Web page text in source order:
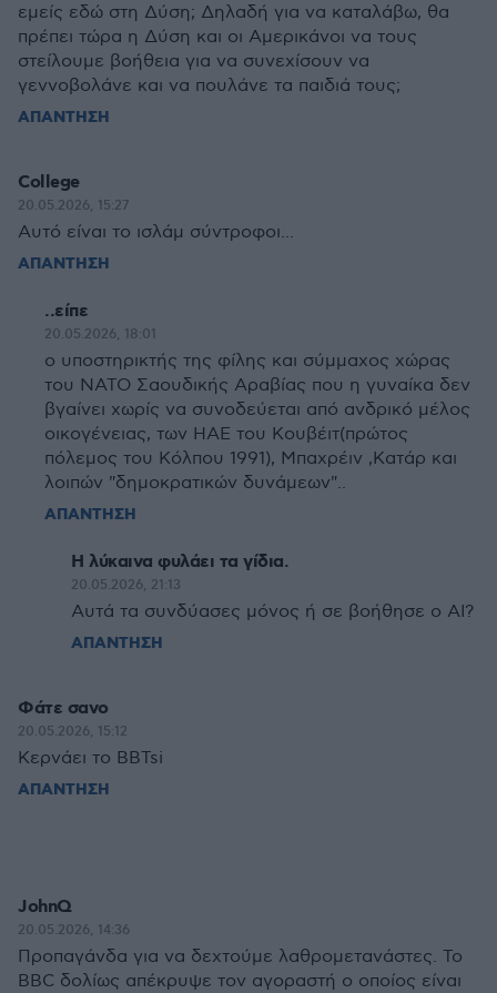
εμείς εδώ στη Δύση; Δηλαδή για να καταλάβω, θα
πρέπει τώρα η Δύση και οι Αμερικάνοι να τους
στείλουμε βοήθεια για να συνεχίσουν να
γεννοβολάνε και να πουλάνε τα παιδιά τους;
ΑΠΑΝΤΗΣΗ
College
20.05.2026, 15:27
Αυτό είναι το ισλάμ σύντροφοι...
ΑΠΑΝΤΗΣΗ
..είπε
20.05.2026, 18:01
ο υποστηρικτής της φίλης και σύμμαχος χώρας
του ΝΑΤΟ Σαουδικής Αραβίας που η γυναίκα δεν
βγαίνει χωρίς να συνοδεύεται από ανδρικό μέλος
οικογένειας, των ΗΑΕ του Κουβέιτ(πρώτος
πόλεμος του Κόλπου 1991), Μπαχρέιν ,Κατάρ και
λοιπών "δημοκρατικών δυνάμεων"..
ΑΠΑΝΤΗΣΗ
Η λύκαινα φυλάει τα γίδια.
20.05.2026, 21:13
Αυτά τα συνδύασες μόνος ή σε βοήθησε ο ΑΙ?
ΑΠΑΝΤΗΣΗ
Φάτε σανο
20.05.2026, 15:12
Κερνάει το BBTsi
ΑΠΑΝΤΗΣΗ
JohnQ
20.05.2026, 14:36
Προπαγάνδα για να δεχτούμε λαθρομετανάστες. Το
BBC δολίως απέκρυψε τον αγοραστή ο οποίος είναι